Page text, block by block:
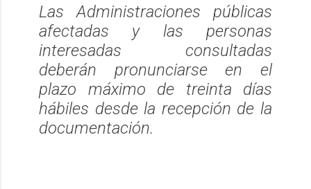
Las Administraciones públicas
afectadas y las personas
interesadas consultadas
deberán pronunciarse en el
plazo máximo de treinta días
hábiles desde la recepción de la
documentación.